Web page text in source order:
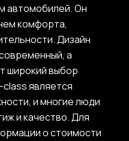
автомобилей. Он
комфорта,
Дизайн
а
широкий выбор
class является
и многие люди
и качество. Для
о стоимости